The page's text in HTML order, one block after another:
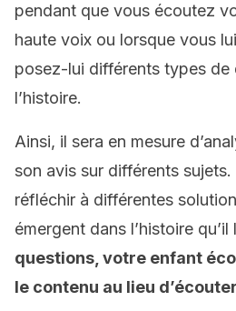
pendant que vous écoutez
haute voix ou lorsque vous
posez-lui différents types de
l’histoire.
Ainsi, il sera en mesure
son avis sur différents
réfléchir à différentes
émergent dans l’histoire qu’il
questions, votre enfant
le contenu au lieu